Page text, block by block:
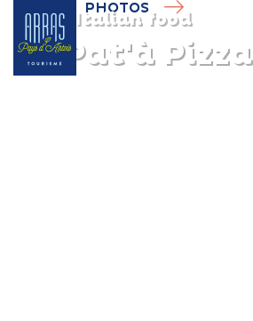
Italian food
La Pat'à Pizza
PHOTOS